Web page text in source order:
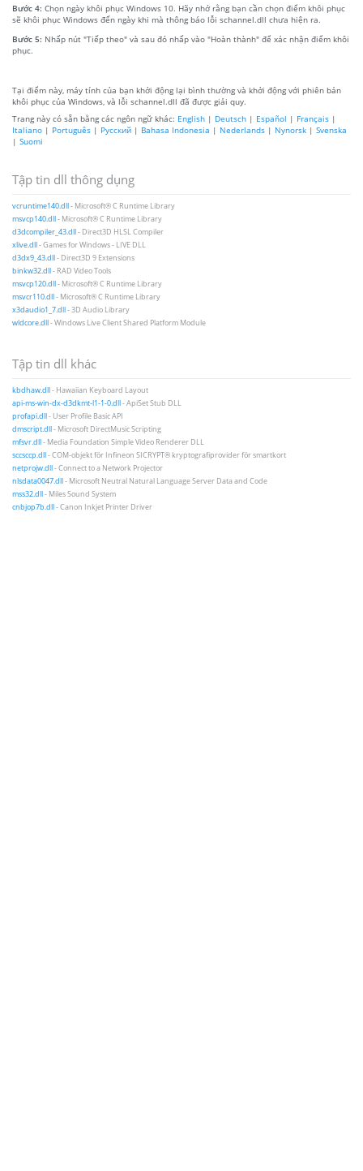
Bước 4: Chọn ngày khôi phục Windows 10. Hãy nhớ rằng bạn cần chọn điểm khôi phục
sẽ khôi phục Windows đến ngày khi mà thông báo lỗi schannel.dll chưa hiện ra.
Bước 5: Nhấp nút "Tiếp theo" và sau đó nhấp vào "Hoàn thành" để xác nhận điểm khôi
phục.
Tại điểm này, máy tính của bạn khởi động lại bình thường và khởi động với phiên bản
khôi phục của Windows, và lỗi schannel.dll đã được giải quy.
Trang này có sẵn bằng các ngôn ngữ khác: English | Deutsch | Español | Français |
Italiano | Português | Русский | Bahasa Indonesia | Nederlands | Nynorsk | Svenska
| Suomi
Tập tin dll thông dụng
vcruntime140.dll- Microsoft® C Runtime Library
msvcp140.dll- Microsoft® C Runtime Library
d3dcompiler_43.dll- Direct3D HLSL Compiler
xlive.dll- Games for Windows - LIVE DLL
d3dx9_43.dll- Direct3D 9 Extensions
binkw32.dll- RAD Video Tools
msvcp120.dll- Microsoft® C Runtime Library
msvcr110.dll- Microsoft® C Runtime Library
x3daudio1_7.dll- 3D Audio Library
wldcore.dll- Windows Live Client Shared Platform Module
Tập tin dll khác
kbdhaw.dll- Hawaiian Keyboard Layout
api-ms-win-dx-d3dkmt-l1-1-0.dll- ApiSet Stub DLL
profapi.dll- User Profile Basic API
dmscript.dll- Microsoft DirectMusic Scripting
mfsvr.dll- Media Foundation Simple Video Renderer DLL
sccsccp.dll- COM-objekt för Infineon SICRYPT® kryptografiprovider för smartkort
netprojw.dll- Connect to a Network Projector
nlsdata0047.dll- Microsoft Neutral Natural Language Server Data and Code
mss32.dll- Miles Sound System
cnbjop7b.dll- Canon Inkjet Printer Driver